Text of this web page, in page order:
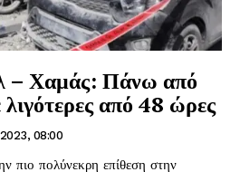
– Χαμάς: Πάνω από
από 48 ώρες
2023, 08:00
πιο πολύνεκρη επίθεση στην